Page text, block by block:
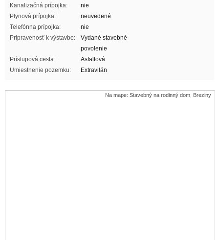
Kanalizačná prípojka:
nie
Plynová prípojka:
neuvedené
Telefónna prípojka:
nie
Pripravenosť k výstavbe:
Vydané stavebné
povolenie
Prístupová cesta:
Asfaltová
Umiestnenie pozemku:
Extravilán
Na mape: Stavebný na rodinný dom, Breziny